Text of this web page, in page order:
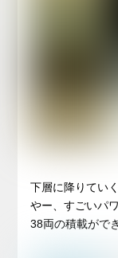
下層に降りてい
やー、すごいパ
38両の積載がで